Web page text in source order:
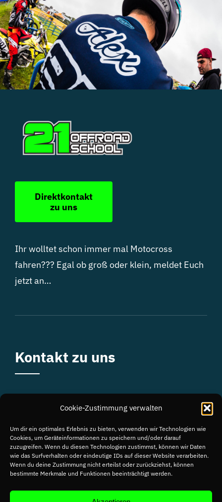
Cookie-Zustimmung verwalten
Um dir ein optimales Erlebnis zu bieten, verwenden wir Technologien wie
Cookies, um Geräteinformationen zu speichern und/oder darauf
zuzugreifen. Wenn du diesen Technologien zustimmst, können wir Daten
wie das Surfverhalten oder eindeutige IDs auf dieser Website verarbeiten.
Wenn du deine Zustimmung nicht erteilst oder zurückziehst, können
bestimmte Merkmale und Funktionen beeinträchtigt werden.
Direktkontakt
zu uns
Ihr wolltet schon immer mal Motocross
fahren??? Egal ob groß oder klein, meldet Euch
jetzt an…
Kontakt zu uns
E-Mail:info@21offroadschool.de
Telefon:0172 / 430 782 9
© 2021 | 21offroadschool by Manuel Alex | All Rights